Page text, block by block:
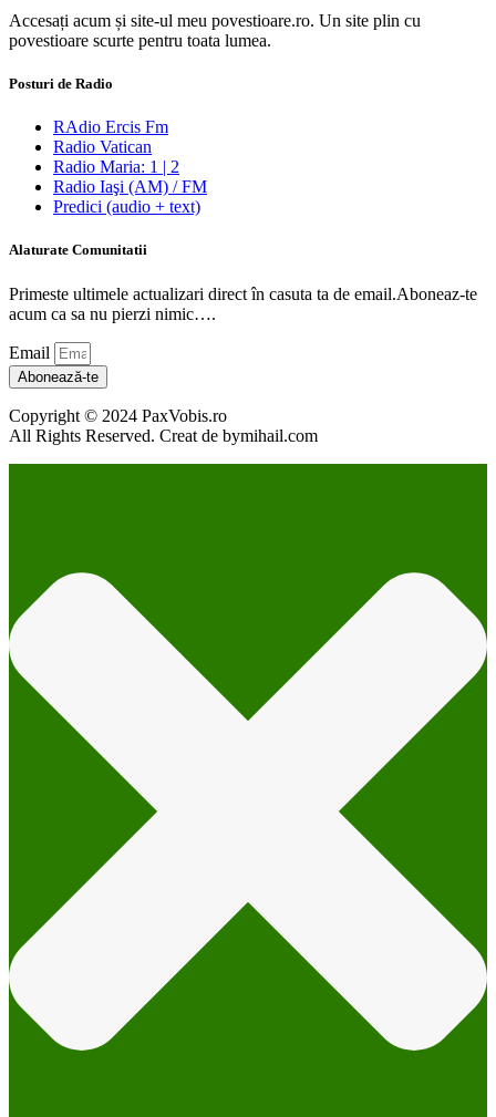
Accesați acum și site-ul meu povestioare.ro. Un site plin cu
povestioare scurte pentru toata lumea.
Posturi de Radio
RAdio Ercis Fm
Radio Vatican
Radio Maria: 1 | 2
Radio Iaşi (AM) / FM
Predici (audio + text)
Alaturate Comunitatii
Primeste ultimele actualizari direct în casuta ta de email.Aboneaz-te
acum ca sa nu pierzi nimic….
Email
Abonează-te
Copyright © 2024 PaxVobis.ro
All Rights Reserved. Creat de bymihail.com